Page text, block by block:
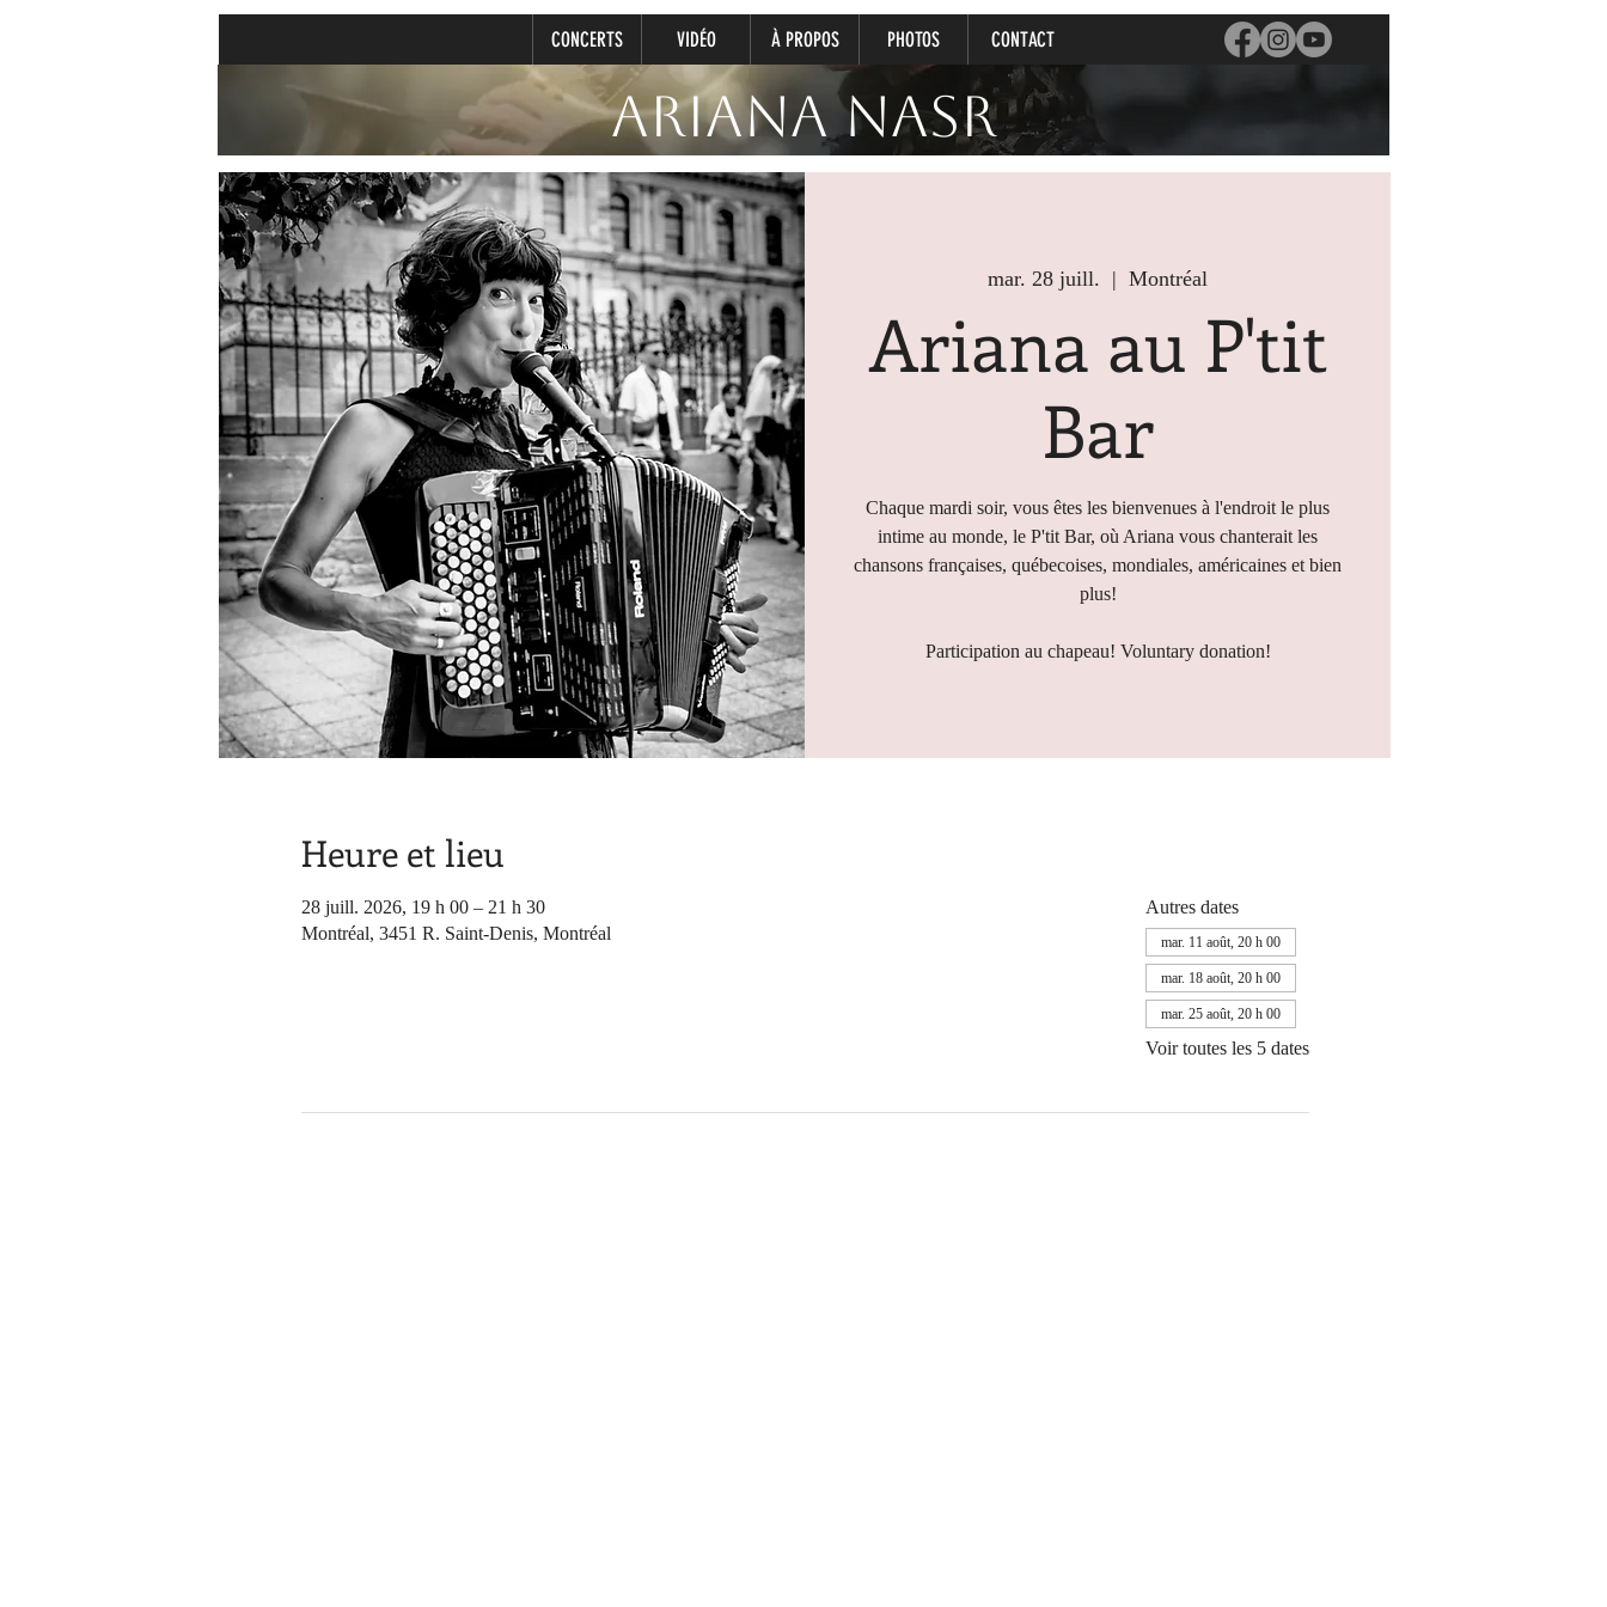
CONCERTS VIDÉO À PROPOS PHOTOS CONTACT
Ariana Nasr
mar. 28 juill.
  |
Montréal
Ariana au P'tit
Bar
Chaque mardi soir, vous êtes les bienvenues à l'endroit le plus
intime au monde, le P'tit Bar, où Ariana vous chanterait les
chansons françaises, québecoises, mondiales, américaines et bien
plus!
Participation au chapeau! Voluntary donation!
Heure et lieu
28 juill. 2026, 19 h 00 – 21 h 30
Montréal, 3451 R. Saint-Denis, Montréal
Autres dates
mar. 11 août, 20 h 00
mar. 18 août, 20 h 00
mar. 25 août, 20 h 00
Voir toutes les 5 dates